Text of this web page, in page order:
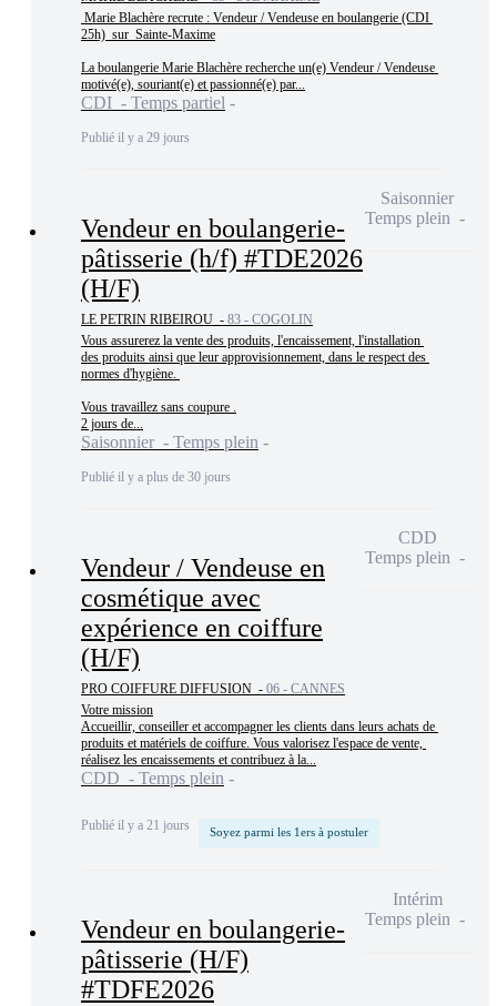
25h)  sur  Sainte-Maxime
La boulangerie Marie Blachère recherche un(e) Vendeur / Vendeuse
motivé(e), souriant(e) et passionné(e) par...
CDI - Temps partiel
Publié il y a 29 jours
Vendeur en boulangerie-
pâtisserie (h/f) #TDE2026
(H/F)
LE PETRIN RIBEIROU - 83 - COGOLIN
Vous assurerez la vente des produits, l'encaissement, l'installation
des produits ainsi que leur approvisionnement, dans le respect des
normes d'hygiène.
Vous travaillez sans coupure .
2 jours de...
Saisonnier - Temps plein
Publié il y a plus de 30 jours
Saisonnier
Temps plein
Vendeur / Vendeuse en
cosmétique avec
expérience en coiffure
(H/F)
PRO COIFFURE DIFFUSION - 06 - CANNES
Votre mission
Accueillir, conseiller et accompagner les clients dans leurs achats de
produits et matériels de coiffure. Vous valorisez l'espace de vente,
réalisez les encaissements et contribuez à la...
CDD - Temps plein
Publié il y a 21 jours Soyez parmi les 1ers à postuler
CDD
Temps plein
Vendeur en boulangerie-
pâtisserie (H/F)
#TDFE2026
Intérim
Temps plein